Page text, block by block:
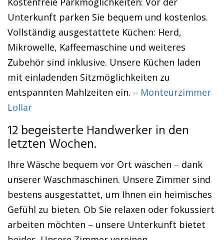
Unterkunft parken Sie bequem und kostenlos.
Vollständig ausgestattete Küchen: Herd,
Mikrowelle, Kaffeemaschine und weiteres
Zubehör sind inklusive. Unsere Küchen laden
mit einladenden Sitzmöglichkeiten zu
entspannten Mahlzeiten ein. – Monteurzimmer
Lollar
12 begeisterte Handwerker in den
letzten Wochen.
Ihre Wäsche bequem vor Ort waschen – dank
unserer Waschmaschinen. Unsere Zimmer sind
bestens ausgestattet, um Ihnen ein heimisches
Gefühl zu bieten. Ob Sie relaxen oder fokussiert
arbeiten möchten – unsere Unterkunft bietet